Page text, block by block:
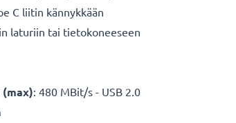
C liitin kännykkään
laturiin tai tietokoneeseen
: 480 MBit/s - USB 2.0